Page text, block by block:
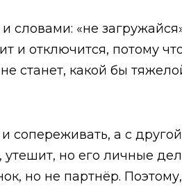
словами: «не
и отключится, потому
станет, какой бы
сопереживать, а с
утешит, но его личные
но не партнёр.